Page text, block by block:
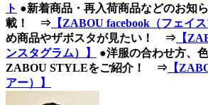
ト ●新着商品・再入荷商品などのお知
載！ ⇒ 【ZABOU facebook（フェイス
め商品やザボスタが見たい！ ⇒ 【
ンスタグラム）】
●洋服の合わせ方、
ZABOU STYLEをご紹介！ ⇒ 【
アー）】